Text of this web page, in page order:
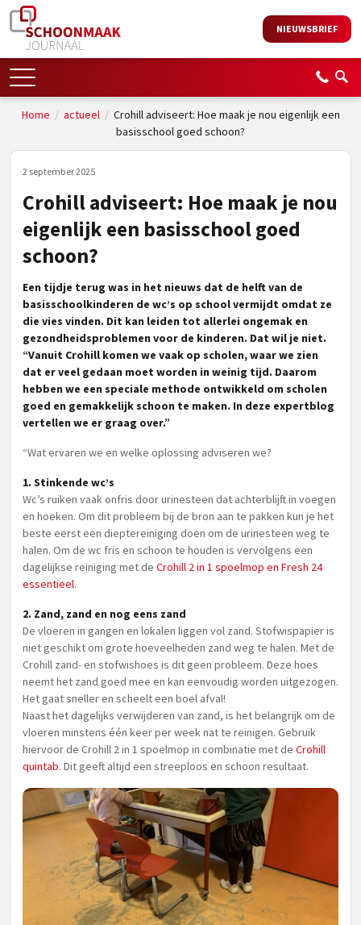
NIEUWSBRIEF
Home / actueel/ Crohill adviseert: Hoe maak je nou eigenlijk een
basisschool goed schoon?
2 september 2025
Crohill adviseert: Hoe maak je nou
eigenlijk een basisschool goed
schoon?
Een tijdje terug was in het nieuws dat de helft van de
basisschoolkinderen de wc’s op school vermijdt omdat ze
die vies vinden. Dit kan leiden tot allerlei ongemak en
gezondheidsproblemen voor de kinderen. Dat wil je niet.
“Vanuit Crohill komen we vaak op scholen, waar we zien
dat er veel gedaan moet worden in weinig tijd. Daarom
hebben we een speciale methode ontwikkeld om scholen
goed en gemakkelijk schoon te maken. In deze expertblog
vertellen we er graag over.”
“Wat ervaren we en welke oplossing adviseren we?
1. Stinkende wc’s
Wc’s ruiken vaak onfris door urinesteen dat achterblijft in voegen
en hoeken. Om dit probleem bij de bron aan te pakken kun je het
beste eerst een dieptereiniging doen om de urinesteen weg te
halen. Om de wc fris en schoon te houden is vervolgens een
dagelijkse reiniging met de Crohill 2 in 1 spoelmop en Fresh 24
essentieel.
2. Zand, zand en nog eens zand
De vloeren in gangen en lokalen liggen vol zand. Stofwispapier is
niet geschikt om grote hoeveelheden zand weg te halen. Met de
Crohill zand- en stofwishoes is dit geen probleem. Deze hoes
neemt het zand goed mee en kan eenvoudig worden uitgezogen.
Het gaat sneller en scheelt een boel afval!
Naast het dagelijks verwijderen van zand, is het belangrijk om de
vloeren minstens één keer per week nat te reinigen. Gebruik
hiervoor de Crohill 2 in 1 spoelmop in combinatie met de Crohill
quintab. Dit geeft altijd een streeploos en schoon resultaat.